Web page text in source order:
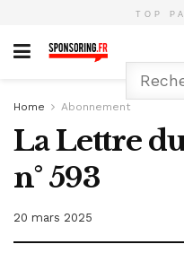
TOP
Home Abonnement
La Lettre
n° 593
20 mars 2025